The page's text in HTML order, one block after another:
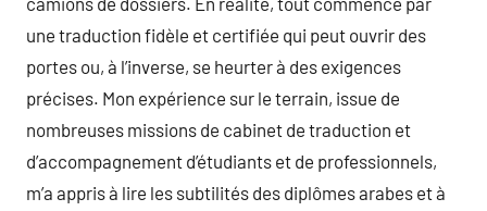
une traduction fidèle et certifiée qui peut ouvrir des
portes ou, à l’inverse, se heurter à des exigences
précises. Mon expérience sur le terrain, issue de
nombreuses missions de cabinet de traduction et
d’accompagnement d’étudiants et de professionnels,
m’a appris à lire les subtilités des diplômes arabes et à